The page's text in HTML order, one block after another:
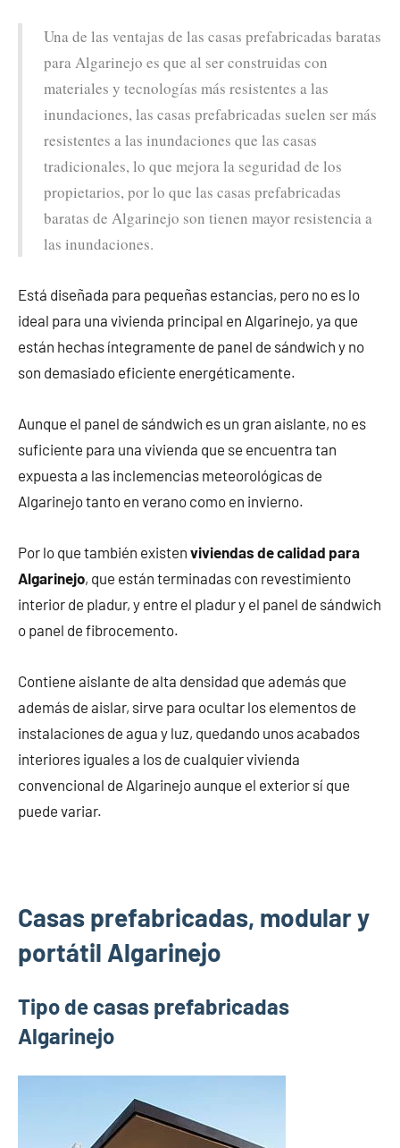
Una de las ventajas de las casas prefabricadas baratas
para Algarinejo es que al ser construidas con
materiales y tecnologías más resistentes a las
inundaciones, las casas prefabricadas suelen ser más
resistentes a las inundaciones que las casas
tradicionales, lo que mejora la seguridad de los
propietarios, por lo que las casas prefabricadas
baratas de Algarinejo son tienen mayor resistencia a
las inundaciones.
Está diseñada para pequeñas estancias, pero no es lo
ideal para una vivienda principal en Algarinejo, ya que
están hechas íntegramente de panel de sándwich y no
son demasiado eficiente energéticamente.
Aunque el panel de sándwich es un gran aislante, no es
suficiente para una vivienda que se encuentra tan
expuesta a las inclemencias meteorológicas de
Algarinejo tanto en verano como en invierno.
Por lo que también existen viviendas de calidad para
Algarinejo, que están terminadas con revestimiento
interior de pladur, y entre el pladur y el panel de sándwich
o panel de fibrocemento.
Contiene aislante de alta densidad que además que
además de aislar, sirve para ocultar los elementos de
instalaciones de agua y luz, quedando unos acabados
interiores iguales a los de cualquier vivienda
convencional de Algarinejo aunque el exterior sí que
puede variar.
Casas prefabricadas, modular y
portátil Algarinejo
Tipo de casas prefabricadas
Algarinejo